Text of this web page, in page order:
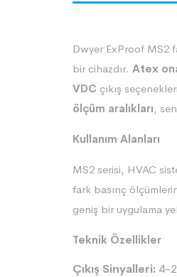
Dwyer ExProof MS2
bir cihazdır. Atex
VDC çıkış
ölçüm aralıkları,
Kullanım Alanları
MS2 serisi, HVAC
fark basınç
geniş bir uygulama
Teknik Özellikler
Çıkış Sinyalleri: 4-